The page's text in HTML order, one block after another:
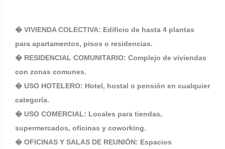
� VIVIENDA COLECTIVA: Edificio de hasta 4 plantas
para apartamentos, pisos o residencias.
� RESIDENCIAL COMUNITARIO: Complejo de viviendas
con zonas comunes.
� USO HOTELERO: Hotel, hostal o pensión en cualquier
categoría.
� USO COMERCIAL: Locales para tiendas,
supermercados, oficinas y coworking.
� OFICINAS Y SALAS DE REUNIÓN: Espacios